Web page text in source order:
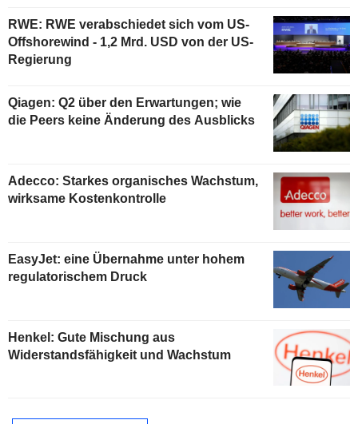
RWE: RWE verabschiedet sich vom US-
Offshorewind - 1,2 Mrd. USD von der US-
Regierung
Qiagen: Q2 über den Erwartungen; wie
die Peers keine Änderung des Ausblicks
Adecco: Starkes organisches Wachstum,
wirksame Kostenkontrolle
EasyJet: eine Übernahme unter hohem
regulatorischem Druck
Henkel: Gute Mischung aus
Widerstandsfähigkeit und Wachstum